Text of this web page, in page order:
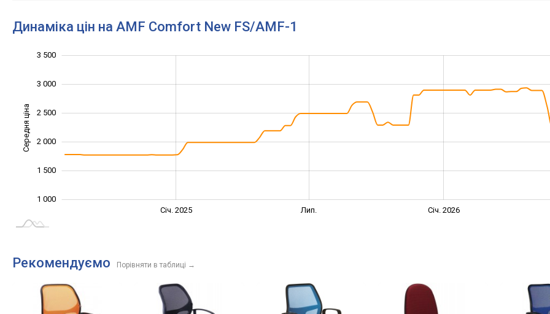
Динаміка цін на AMF Comfort New FS/AMF-1
Середня ціна
1 000
1 500
2 000
2 500
3 000
3 500
Січ. 2025 Лип. Січ. 2026
Рекомендуємо Порівняти в таблиці →